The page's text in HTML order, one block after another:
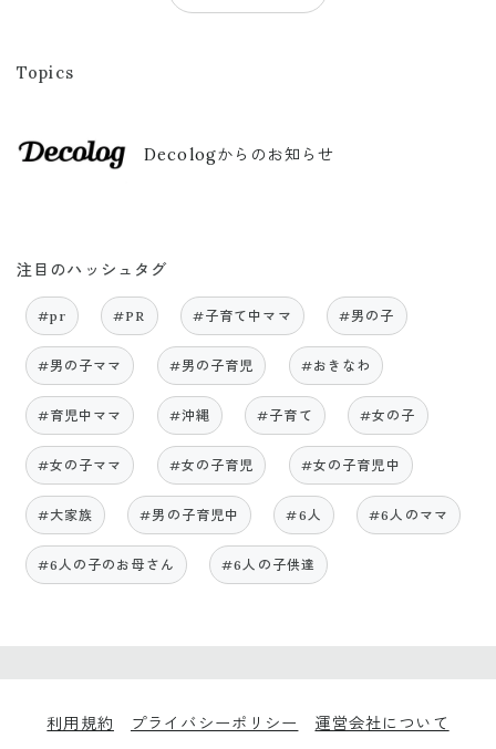
Topics
Decologからのお知らせ
注目のハッシュタグ
#pr #PR #子育て中ママ #男の子
#男の子ママ #男の子育児 #おきなわ
#育児中ママ #沖縄 #子育て #女の子
#女の子ママ #女の子育児 #女の子育児中
#大家族 #男の子育児中 #6人 #6人のママ
#6人の子のお母さん #6人の子供達
利用規約 プライバシーポリシー 運営会社について